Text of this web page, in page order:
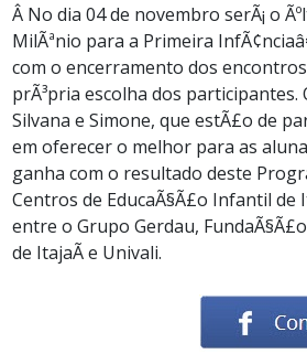
Â No dia 04 de novembro serÃ¡ o
MilÃªnio para a Primeira
com o encerramento dos
prÃ³pria escolha dos
Silvana e Simone, que estÃ£o de
em oferecer o melhor para as
ganha com o resultado deste
Centros de EducaÃ§Ã£o Infantil
entre o Grupo Gerdau,
de ItajaÃ­ e Univali.